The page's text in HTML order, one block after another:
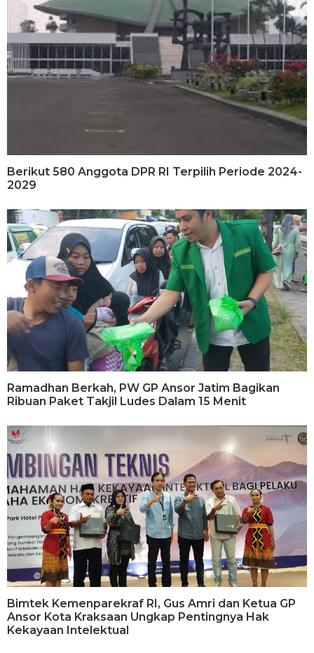
Berikut 580 Anggota DPR RI Terpilih Periode 2024-
2029
Ramadhan Berkah, PW GP Ansor Jatim Bagikan
Ribuan Paket Takjil Ludes Dalam 15 Menit
Bimtek Kemenparekraf RI, Gus Amri dan Ketua GP
Ansor Kota Kraksaan Ungkap Pentingnya Hak
Kekayaan Intelektual